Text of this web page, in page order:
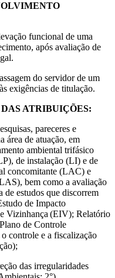
funcional de uma
após avaliação de
do servidor de um
exigências de titulação.
ATRIBUIÇÕES:
pareceres e
área de atuação, em
ambiental trifásico
de instalação (LI) e de
concomitante (LAC) e
bem como a avaliação
de estudos que discorrem
de Impacto
Vizinhança (EIV); Relatório
de Controle
controle e a fiscalização
das irregularidades